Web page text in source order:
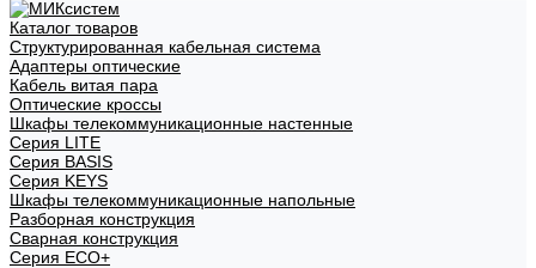
Каталог товаров
Структурированная кабельная система
Адаптеры оптические
Кабель витая пара
Оптические кроссы
Шкафы телекоммуникационные настенные
Cерия LITE
Cерия BASIS
Cерия KEYS
Шкафы телекоммуникационные напольные
Разборная конструкция
Сварная конструкция
Серия ECO+